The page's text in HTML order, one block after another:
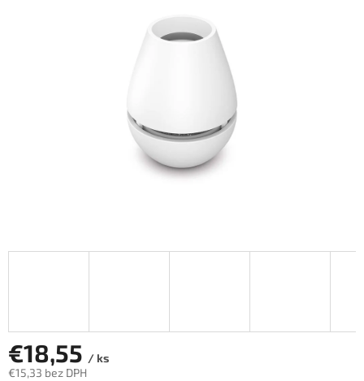
€18,55 / ks
€15,33 bez DPH